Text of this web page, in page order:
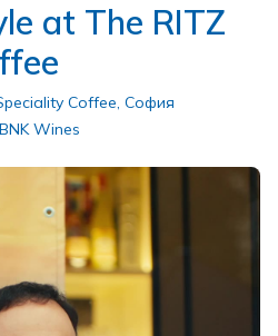
at The RITZ
Coffee, София
Wines